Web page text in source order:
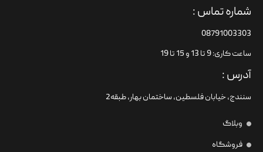
شماره تماس :
08791003303
ساعت کاری: 9 تا 13 و 15 تا 19
آدرس :
سنندج، خیابان فلسطین،‌ ساختمان بهار، طبقه2
وبلاگ
فروشگاه